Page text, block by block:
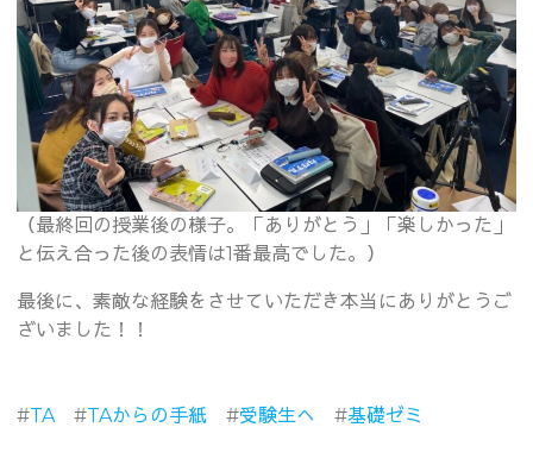
（最終回の授業後の様子。「ありがとう」「楽しかった」
と伝え合った後の表情は1番最高でした。）
最後に、素敵な経験をさせていただき本当にありがとうご
ざいました！！
#TA #TAからの手紙 #受験生へ #基礎ゼミ